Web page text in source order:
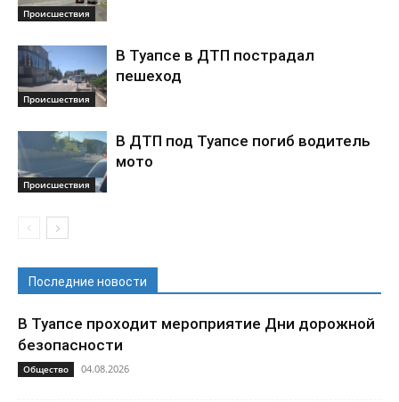
Происшествия
Происшествия
В Туапсе в ДТП пострадал
пешеход
Происшествия
В ДТП под Туапсе погиб водитель
мото
Последние новости
В Туапсе проходит мероприятие Дни дорожной
безопасности
Общество 04.08.2026